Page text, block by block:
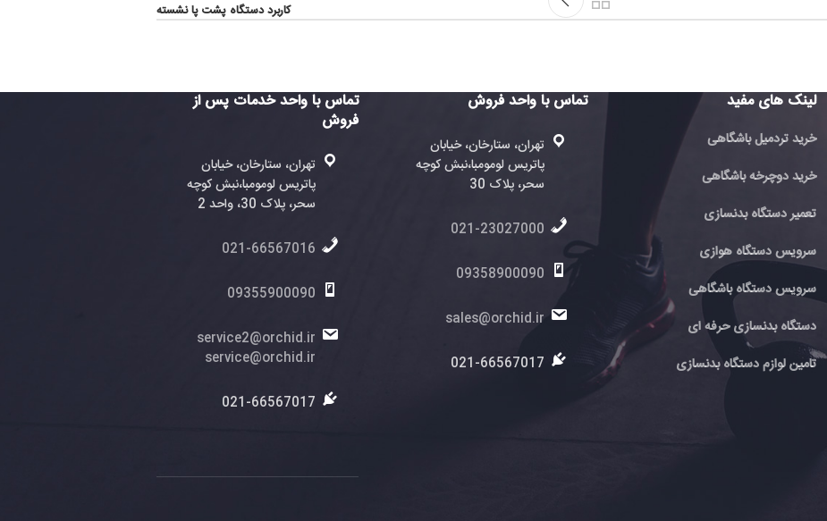
کاربرد دستگاه پشت پا نشسته
لینک های مفید
خرید تردمیل باشگاهی
خرید دوچرخه باشگاهی
تعمیر دستگاه بدنسازی
سرویس دستگاه هوازی
سرویس دستگاه باشگاهی
دستگاه بدنسازی حرفه ای
تامین لوازم دستگاه بدنسازی
تماس با واحد فروش
تهران، ستارخان، خیابان
پاتریس لومومبا،نبش کوچه
سحر، پلاک 30
021-23027000
09358900090
sales@orchid.ir
021-66567017
تماس با واحد خدمات پس از
فروش
تهران، ستارخان، خیابان
پاتریس لومومبا،نبش کوچه
سحر، پلاک 30، واحد 2
021-66567016
09355900090
service2@orchid.ir
service@orchid.ir
021-66567017